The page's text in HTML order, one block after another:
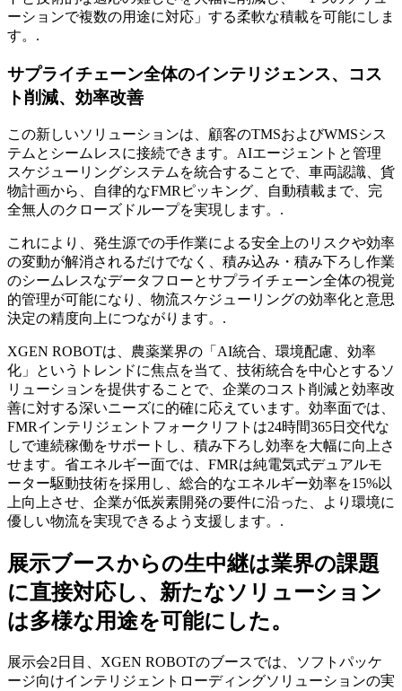
ーションで複数の用途に対応」する柔軟な積載を可能にしま
す。.
サプライチェーン全体のインテリジェンス、コス
ト削減、効率改善
この新しいソリューションは、顧客のTMSおよびWMSシス
テムとシームレスに接続できます。AIエージェントと管理
スケジューリングシステムを統合することで、車両認識、貨
物計画から、自律的なFMRピッキング、自動積載まで、完
全無人のクローズドループを実現します。.
これにより、発生源での手作業による安全上のリスクや効率
の変動が解消されるだけでなく、積み込み・積み下ろし作業
のシームレスなデータフローとサプライチェーン全体の視覚
的管理が可能になり、物流スケジューリングの効率化と意思
決定の精度向上につながります。.
XGEN ROBOTは、農薬業界の「AI統合、環境配慮、効率
化」というトレンドに焦点を当て、技術統合を中心とするソ
リューションを提供することで、企業のコスト削減と効率改
善に対する深いニーズに的確に応えています。効率面では、
FMRインテリジェントフォークリフトは24時間365日交代な
しで連続稼働をサポートし、積み下ろし効率を大幅に向上さ
せます。省エネルギー面では、FMRは純電気式デュアルモ
ーター駆動技術を採用し、総合的なエネルギー効率を15%以
上向上させ、企業が低炭素開発の要件に沿った、より環境に
優しい物流を実現できるよう支援します。.
展示ブースからの生中継は業界の課題
に直接対応し、新たなソリューション
は多様な用途を可能にした。
展示会2日目、XGEN ROBOTのブースでは、ソフトパッケ
ージ向けインテリジェントローディングソリューションの実